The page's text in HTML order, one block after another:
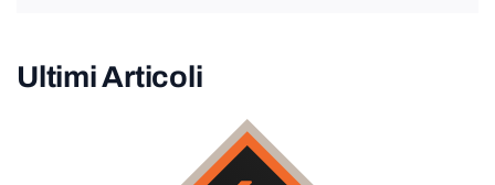
Ultimi Articoli